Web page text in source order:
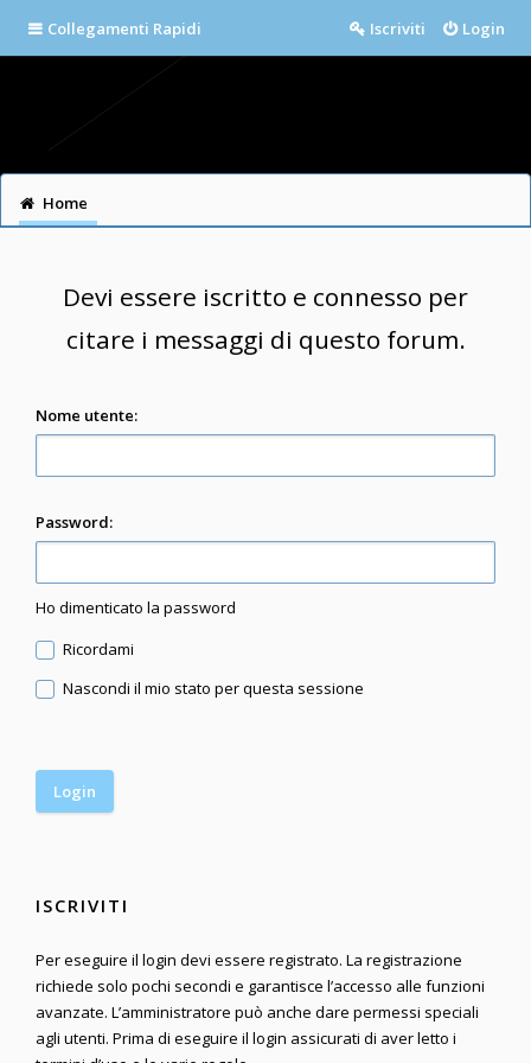
Collegamenti Rapidi Login
Iscriviti
Home
Devi essere iscritto e connesso per
citare i messaggi di questo forum.
Nome utente:
Password:
Ho dimenticato la password
Ricordami
Nascondi il mio stato per questa sessione
ISCRIVITI
Per eseguire il login devi essere registrato. La registrazione
richiede solo pochi secondi e garantisce l’accesso alle funzioni
avanzate. L’amministratore può anche dare permessi speciali
agli utenti. Prima di eseguire il login assicurati di aver letto i